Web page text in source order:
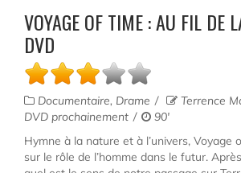
VOYAGE OF TIME : AU FIL DE
DVD
Documentaire, Drame Terrence
DVD prochainement
90'
Hymne à la nature et à l’univers, Voyage
sur le rôle de l’homme dans le futur.